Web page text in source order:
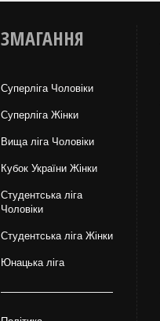
ЗМАГАННЯ
Суперліга Чоловіки
Суперліга Жінки
Вища лiга Чоловіки
Кубок України Жінки
Студентська ліга
Чоловiки
Студентська ліга Жінки
Юнацька ліга